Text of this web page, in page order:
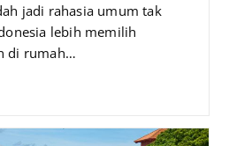
jadi rahasia umum tak
lebih memilih
di rumah…